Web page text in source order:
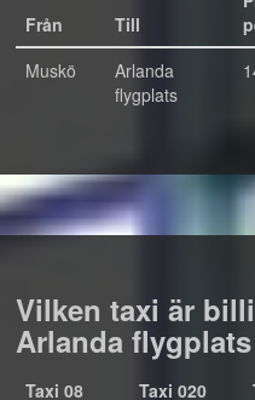
Från Till
Muskö
Arlanda
flygplats
Vilken taxi är
Arlanda flygplats
Taxi 08 Taxi 020